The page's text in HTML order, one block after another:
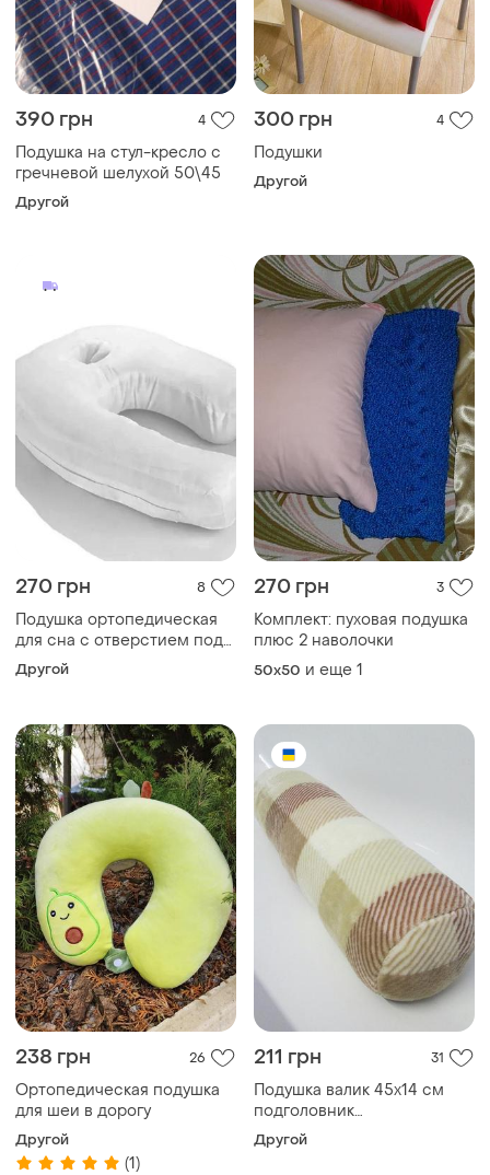
390 грн 4
Подушка на стул-кресло с
гречневой шелухой 50\45
Другой
300 грн 4
Подушки
Другой
270 грн 8
Подушка ортопедическая
для сна с отверстием под
ухо / подушка подочная
Другой
270 грн 3
Комплект: пуховая подушка
плюс 2 наволочки
50x50 и еще 1
238 грн 26
Ортопедическая подушка
для шеи в дорогу
Другой
(1)
211 грн 31
Подушка валик 45х14 см
подголовник
ортопедическая махра
клетка
Другой